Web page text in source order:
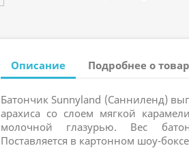
Описание Подробнее о
Батончик Sunnyland (Санниленд)
арахиса со слоем мягкой
молочной глазурью. Вес
Поставляется в картонном шоу-